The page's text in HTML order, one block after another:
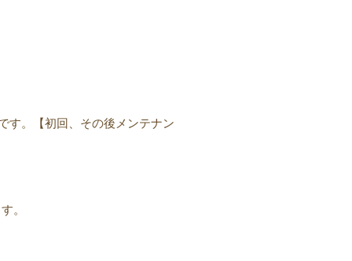
す。【初回、その後メンテナン
。